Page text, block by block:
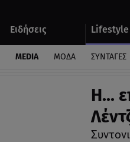
Ειδήσεις Lifestyle
Αυτοκίνητο
MEDIA ΜΟΔΑ ΣΥΝΤΑΓΕΣ
Η...